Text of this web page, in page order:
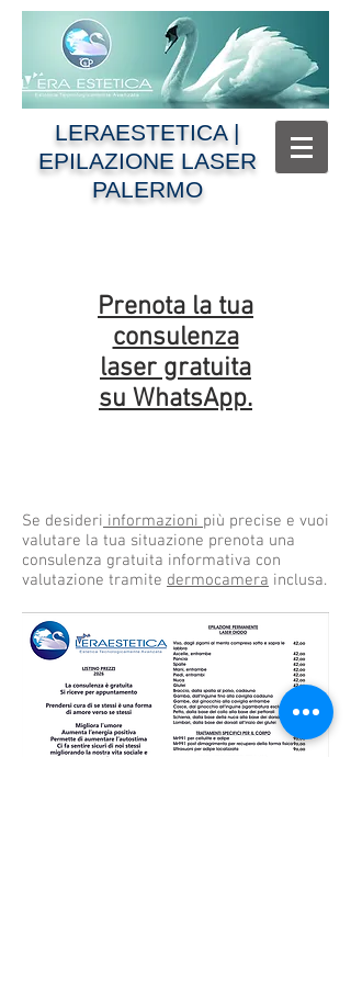
LERAESTETICA |
EPILAZIONE LASER
PALERMO
Prenota la tua
consulenza
laser gratuita
su WhatsApp.
Se desideri informazioni più precise e vuoi
valutare la tua situazione prenota una
consulenza gratuita informativa con
valutazione tramite dermocamera inclusa.